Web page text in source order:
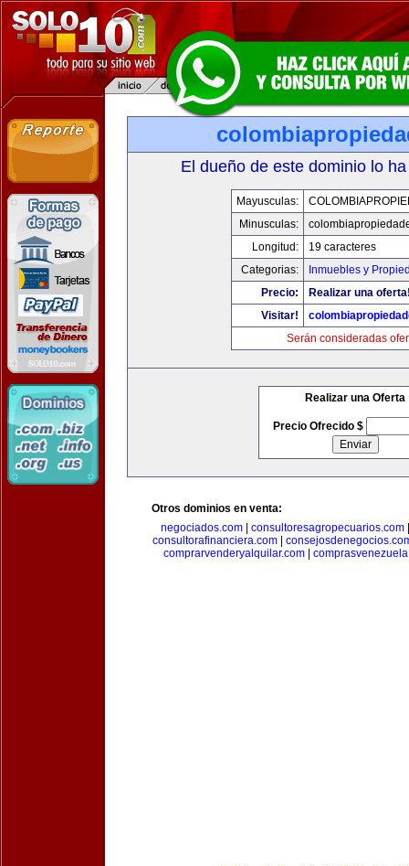
El dueño de este dominio lo
Mayusculas:
Minusculas:
Longitud:
19 caracteres
Categorias:
Inmuebles y
Precio:
Realizar una
Visitar!
Serán consideradas
Realizar una Oferta
Precio Ofrecido $
Otros dominios en venta:
negociados.com
consultoresagropecuarios.com
consultorafinanciera.com|
comprarvenderyalquilar.com|